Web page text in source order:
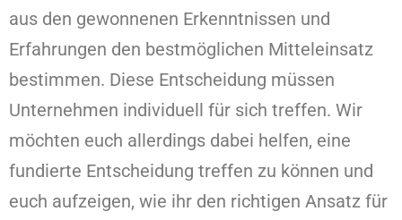
aus den gewonnenen Erkenntnissen und
Erfahrungen den bestmöglichen Mitteleinsatz
bestimmen. Diese Entscheidung müssen
Unternehmen individuell für sich treffen. Wir
möchten euch allerdings dabei helfen, eine
fundierte Entscheidung treffen zu können und
euch aufzeigen, wie ihr den richtigen Ansatz für